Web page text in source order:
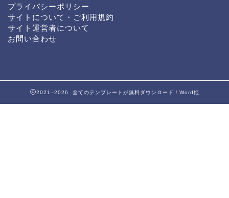
プライバシーポリシー
サイトについて・ご利用規約
サイト運営者について
お問い合わせ
2021–2026 全てのテンプレートが無料ダウンロード！Word姫